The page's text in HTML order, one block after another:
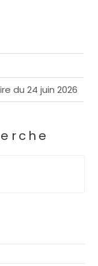
du 24 juin 2026